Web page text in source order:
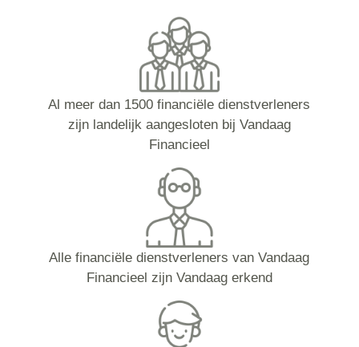
Al meer dan 1500 financiële dienstverleners
zijn landelijk aangesloten bij Vandaag
Financieel
Alle financiële dienstverleners van Vandaag
Financieel zijn Vandaag erkend